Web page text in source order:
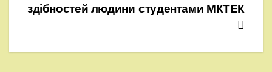
студентами МКТЕК
здібностей людини